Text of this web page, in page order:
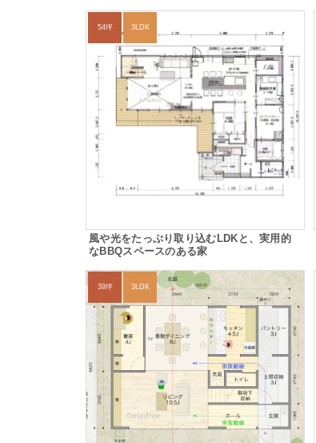
54坪 3LDK
風や光をたっぷり取り込むLDKと、実用的
なBBQスペースのある家
39坪 3LDK